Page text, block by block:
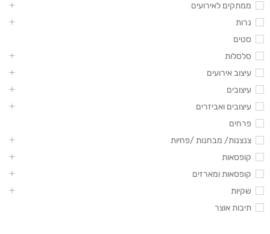
ממתקים לאירועים
נרות
סטים
סלסלות
עיצוב אירועים
עיצובים
עיצובים ואביזרים
פרחים
צנצנות/ מבחנות /פחיות
קופסאות
קופסאות ומארזים
שקיות
תיבות אוצר